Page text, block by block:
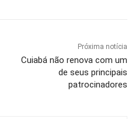
Próxima notícia
Cuiabá não renova com um
de seus principais
patrocinadores